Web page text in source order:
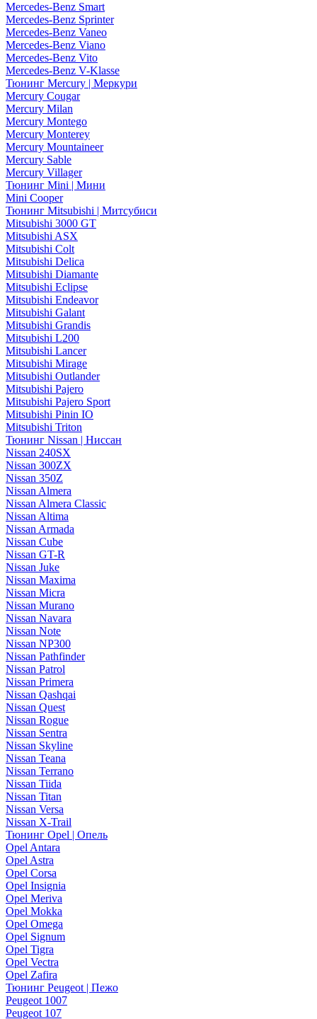
Mercedes-Benz Smart
Mercedes-Benz Sprinter
Mercedes-Benz Vaneo
Mercedes-Benz Viano
Mercedes-Benz Vito
Mercedes-Benz V-Klasse
Тюнинг Mercury | Меркури
Mercury Cougar
Mercury Milan
Mercury Montego
Mercury Monterey
Mercury Mountaineer
Mercury Sable
Mercury Villager
Тюнинг Mini | Мини
Mini Cooper
Тюнинг Mitsubishi | Митсубиси
Mitsubishi 3000 GT
Mitsubishi ASX
Mitsubishi Colt
Mitsubishi Delica
Mitsubishi Diamante
Mitsubishi Eclipse
Mitsubishi Endeavor
Mitsubishi Galant
Mitsubishi Grandis
Mitsubishi L200
Mitsubishi Lancer
Mitsubishi Mirage
Mitsubishi Outlander
Mitsubishi Pajero
Mitsubishi Pajero Sport
Mitsubishi Pinin IO
Mitsubishi Triton
Тюнинг Nissan | Ниссан
Nissan 240SX
Nissan 300ZX
Nissan 350Z
Nissan Almera
Nissan Almera Classic
Nissan Altima
Nissan Armada
Nissan Cube
Nissan GT-R
Nissan Juke
Nissan Maxima
Nissan Micra
Nissan Murano
Nissan Navara
Nissan Note
Nissan NP300
Nissan Pathfinder
Nissan Patrol
Nissan Primera
Nissan Qashqai
Nissan Quest
Nissan Rogue
Nissan Sentra
Nissan Skyline
Nissan Teana
Nissan Terrano
Nissan Tiida
Nissan Titan
Nissan Versa
Nissan X-Trail
Тюнинг Opel | Опель
Opel Antara
Opel Astra
Opel Corsa
Opel Insignia
Opel Meriva
Opel Mokka
Opel Omega
Opel Signum
Opel Tigra
Opel Vectra
Opel Zafira
Тюнинг Peugeot | Пежо
Peugeot 1007
Peugeot 107